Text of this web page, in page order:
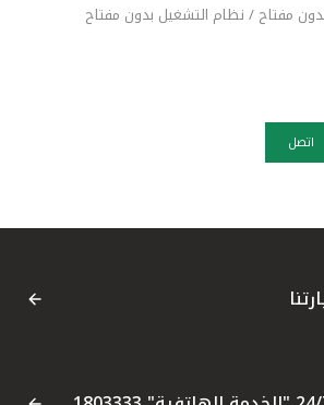
مفتاح / نظام التشغيل بدون مفتاح
اتصل